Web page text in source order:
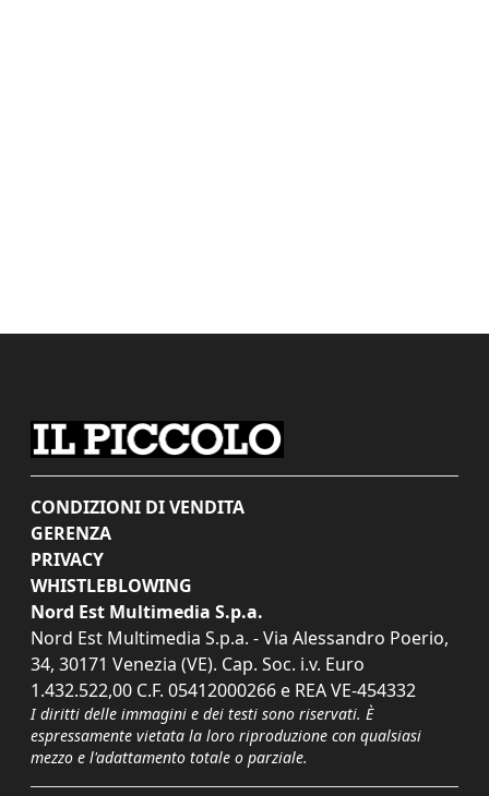
CONDIZIONI DI VENDITA
GERENZA
PRIVACY
WHISTLEBLOWING
Nord Est Multimedia S.p.a.
Nord Est Multimedia S.p.a. - Via Alessandro Poerio,
34, 30171 Venezia (VE). Cap. Soc. i.v. Euro
1.432.522,00 C.F. 05412000266 e REA VE-454332
I diritti delle immagini e dei testi sono riservati. È
espressamente vietata la loro riproduzione con qualsiasi
mezzo e l'adattamento totale o parziale.